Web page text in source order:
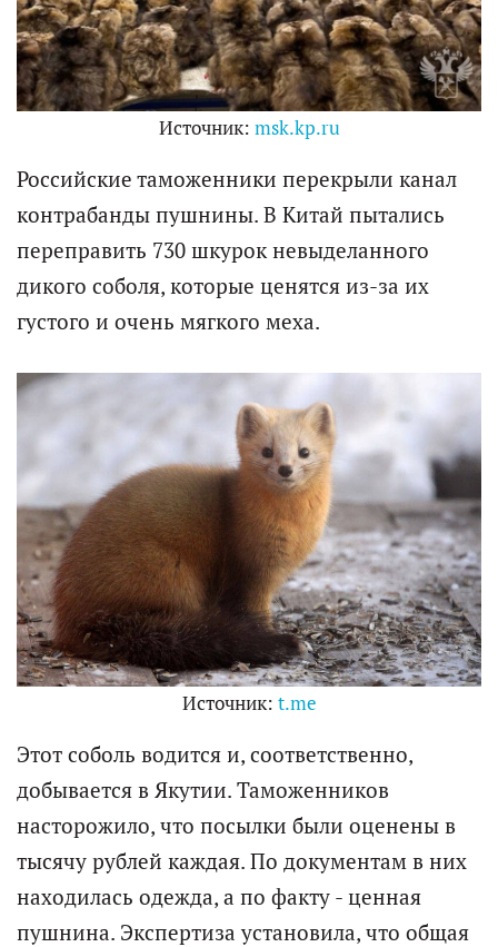
Источник: msk.kp.ru
Российские таможенники перекрыли канал
контрабанды пушнины. В Китай пытались
переправить 730 шкурок невыделанного
дикого соболя, которые ценятся из-за их
густого и очень мягкого меха.
Источник: t.me
Этот соболь водится и, соответственно,
добывается в Якутии. Таможенников
насторожило, что посылки были оценены в
тысячу рублей каждая. По документам в них
находилась одежда, а по факту - ценная
пушнина. Экспертиза установила, что общая